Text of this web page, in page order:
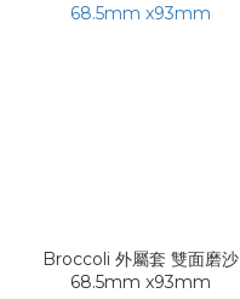
Broccoli 外屬套 雙面磨沙
68.5mm x93mm